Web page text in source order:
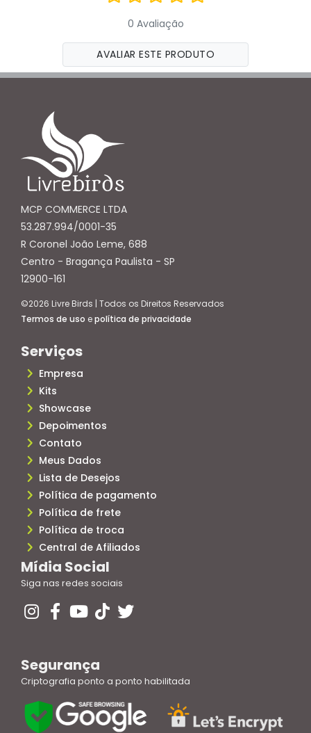
0 Avaliação
AVALIAR ESTE PRODUTO
MCP COMMERCE LTDA
53.287.994/0001-35
R Coronel João Leme, 688
Centro - Bragança Paulista - SP
12900-161
©2026 Livre Birds | Todos os Direitos Reservados
Termos de uso epolítica de privacidade
Serviços
Empresa
Kits
Showcase
Depoimentos
Contato
Meus Dados
Lista de Desejos
Política de pagamento
Política de frete
Política de troca
Central de Afiliados
Mídia Social
Siga nas redes sociais
Segurança
Criptografia ponto a ponto habilitada